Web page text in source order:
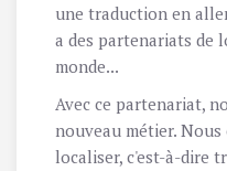
une traduction en
a des partenariats de
monde...
Avec ce partenariat,
nouveau métier.
localiser, c'est-à-dire